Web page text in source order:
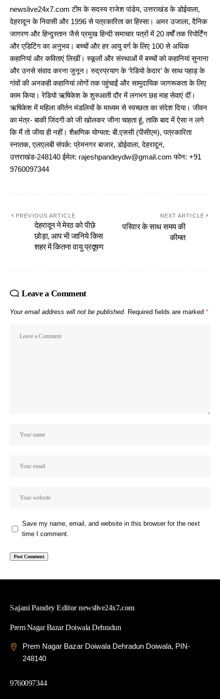
newslive24x7.com टीम के सदस्य राजेश पांडेय, उत्तराखंड के डोईवाला,
देहरादून के निवासी और 1996 से पत्रकारिता का हिस्सा। अमर उजाला, दैनिक
जागरण और हिन्दुस्तान जैसे प्रमुख हिन्दी समाचार पत्रों में 20 वर्षों तक रिपोर्टिंग
और एडिटिंग का अनुभव। बच्चों और हर आयु वर्ग के लिए 100 से अधिक
कहानियां और कविताएं लिखीं। स्कूलों और संस्थाओं में बच्चों को कहानियां सुनाना
और उनसे संवाद करना जुनून। रुद्रप्रयाग के ‘रेडियो केदार’ के साथ पहाड़ के
गांवों की अनकही कहानियां लोगों तक पहुंचाईं और सामुदायिक जागरूकता के लिए
काम किया। रेडियो ऋषिकेश के शुरुआती दौर में लगभग छह माह सेवाएं दीं।
ऋषिकेश में महिला कीर्तन मंडलियों के माध्यम से स्वच्छता का संदेश दिया। जीवन
का मंत्र- बाकी जिंदगी को जी खोलकर जीना चाहता हूं, ताकि बाद में ऐसा न लगे
कि मैं तो जीया ही नहीं। शैक्षणिक योग्यता: बी.एससी (पीसीएम), पत्रकारिता
स्नातक, एलएलबी संपर्क: प्रेमनगर बाजार, डोईवाला, देहरादून,
उत्तराखंड-248140 ईमेल: rajeshpandeydw@gmail.com फोन: +91
9760097344
PREVIOUS ARTICLE
देहरादून ने मेरठ को पीछे
छोड़ा, आप भी जानिये किस
शहर में कितना वायु प्रदूषण
NEXT ARTICLE
परिवार के साथ समय की
कीमत
Leave a Comment
Your email address will not be published. Required fields are marked *
Save my name, email, and website in this browser for the next
time I comment.
Sajani Pandey Editor newslive24x7.com
Prem Nagar Bazar Doiwala Dehradun
Prem Nagar Bazar Doiwala Dehradun Doiwala, PIN-
248140
9760097344